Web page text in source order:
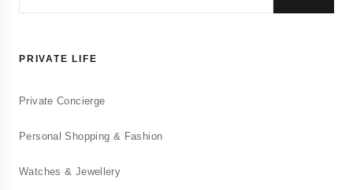
PRIVATE LIFE
Private Concierge
Personal Shopping & Fashion
Watches & Jewellery